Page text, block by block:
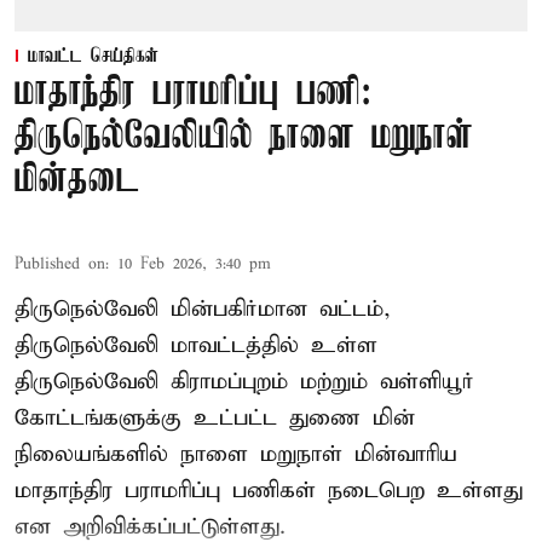
மாவட்ட செய்திகள்
மாதாந்திர பராமரிப்பு பணி:
திருநெல்வேலியில் நாளை மறுநாள்
மின்தடை
Published on: 10 Feb 2026, 3:40 pm
திருநெல்வேலி மின்பகிர்மான வட்டம்,
திருநெல்வேலி மாவட்டத்தில் உள்ள
திருநெல்வேலி கிராமப்புறம் மற்றும் வள்ளியூர்
கோட்டங்களுக்கு உட்பட்ட துணை மின்
நிலையங்களில் நாளை மறுநாள் மின்வாரிய
மாதாந்திர பராமரிப்பு பணிகள் நடைபெற உள்ளது
என அறிவிக்கப்பட்டுள்ளது.